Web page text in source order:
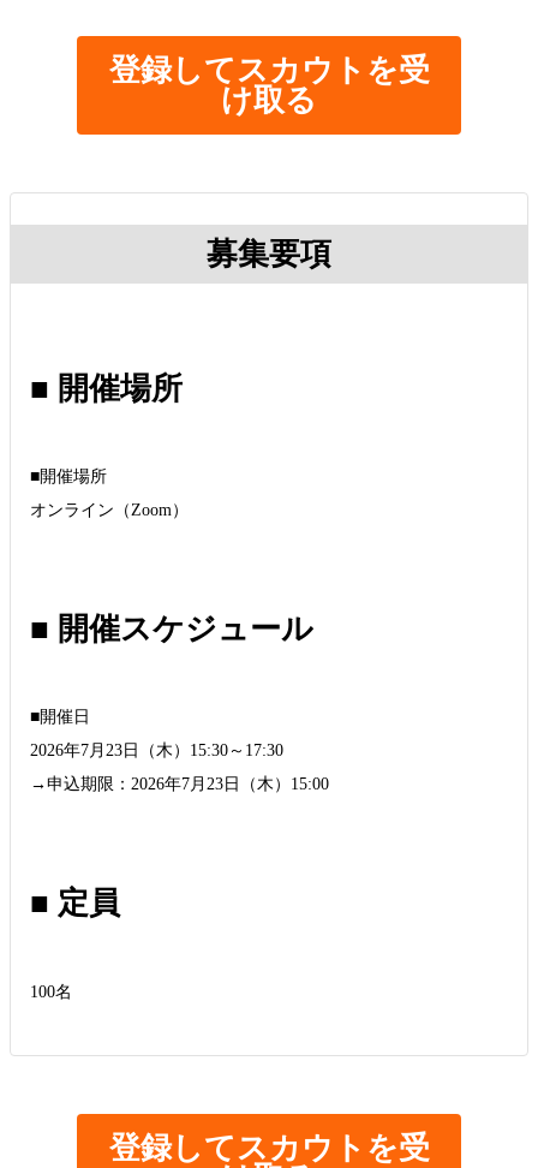
登録してスカウトを受
け取る
募集要項
■ 開催場所
■開催場所
オンライン（Zoom）
■ 開催スケジュール
■開催日
2026年7月23日（木）15:30～17:30
→申込期限：2026年7月23日（木）15:00
■ 定員
100名
登録してスカウトを受